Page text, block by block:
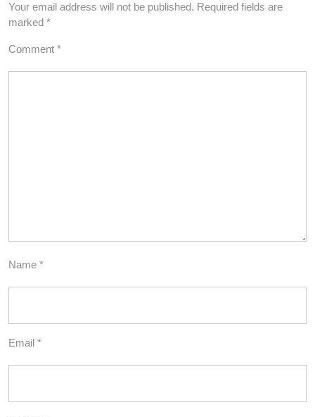
Your email address will not be published. Required fields are
marked *
Comment *
Name *
Email *